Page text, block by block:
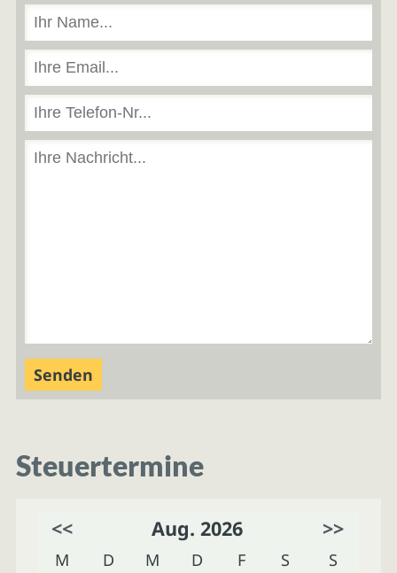
Steuertermine
<< Aug. 2026 >>
M D M D F S
S